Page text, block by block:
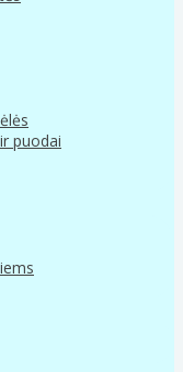
puodai